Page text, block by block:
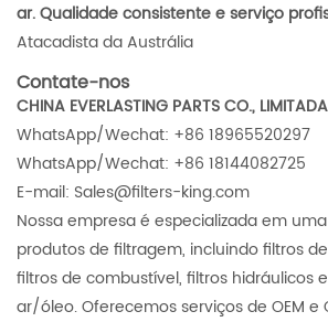
ar. Qualidade consistente e serviço
Atacadista da Austrália
Contate-nos
CHINA EVERLASTING PARTS CO., LIMITADA
WhatsApp/Wechat: +86 18965520297
WhatsApp/Wechat: +86 18144082725
E-mail: Sales@filters-king.com
Nossa empresa é especializada em
produtos de filtragem, incluindo filtros
filtros de combustível, filtros hidráulicos
ar/óleo. Oferecemos serviços de OEM e